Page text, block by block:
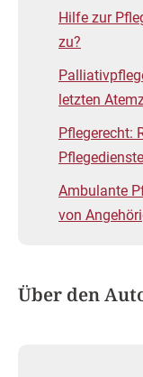
Hilfe zur
zu?
letzten
Pflegerecht:
Pflegedienste
Ambulante
von
Über den